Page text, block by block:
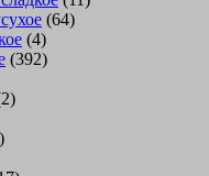
(64)
(4)
(392)